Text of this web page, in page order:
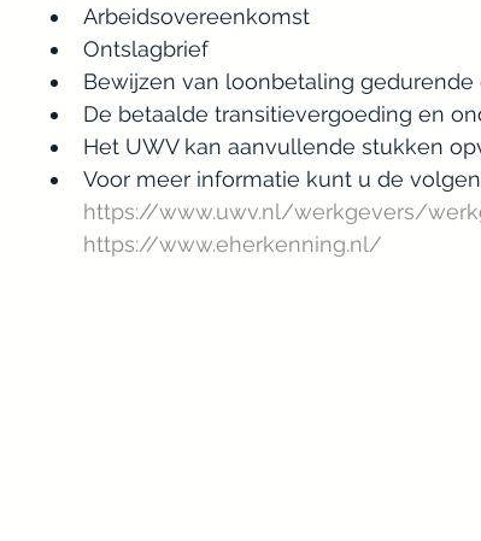
Arbeidsovereenkomst
Ontslagbrief
Bewijzen van loonbetaling
De betaalde transitievergoeding
Het UWV kan aanvullende stukken
Voor meer informatie kunt u de
https://www.uwv.nl/werkgevers/
https://www.eherkenning.nl/